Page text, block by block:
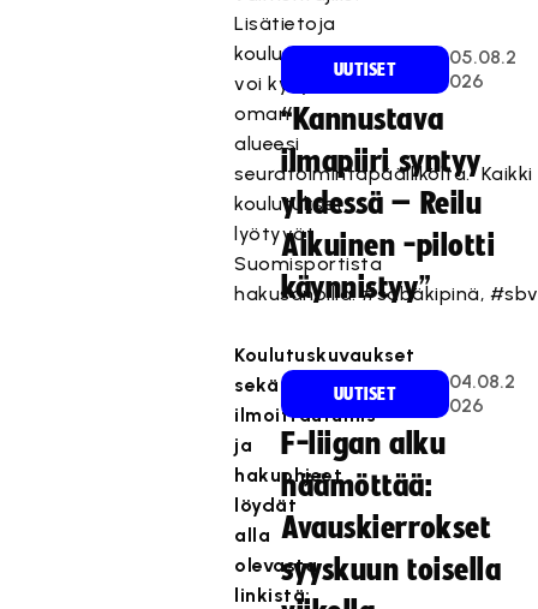
Lisätietoja
koulutuksista
voi kysyä
oman
alueesi
seuratoimintapäälliköltä. Kaikki
koulutukset
lyötyvät
Suomisportista
hakusanoilla: #säbäkipinä,
Koulutuskuvaukset
sekä
ilmoittautumis-
ja
hakuohjeet
löydät
alla
olevasta
linkistä:
UUTISET
05.08.2
026
“Kannustava
ilmapiiri syntyy
yhdessä – Reilu
Aikuinen -pilotti
käynnistyy”
UUTISET
04.08.2
026
F-liigan alku
häämöttää:
Avauskierrokset
syyskuun toisella